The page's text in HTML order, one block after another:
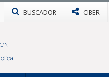
BUSCADOR CIBER